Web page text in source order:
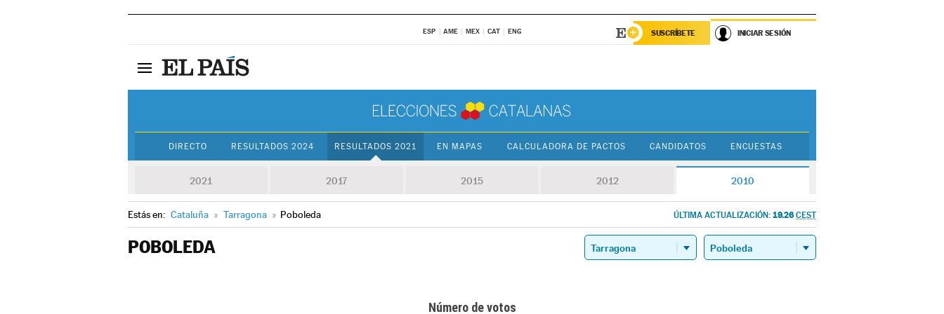
ESP AME MEX CAT ENG SUSCRÍBETE INICIAR SESIÓN
DIRECTO RESULTADOS 2024 RESULTADOS 2021 EN MAPAS CALCULADORA DE PACTOS CANDIDATOS ENCUESTAS
2021 2017 2015 2012 2010
Estás en: Cataluña » Tarragona » Poboleda ÚLTIMA ACTUALIZACIÓN: 19.26 CEST
POBOLEDA
Número de votos